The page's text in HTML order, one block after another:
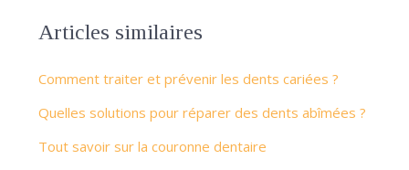
Articles similaires
Comment traiter et prévenir les dents cariées ?
Quelles solutions pour réparer des dents abîmées ?
Tout savoir sur la couronne dentaire